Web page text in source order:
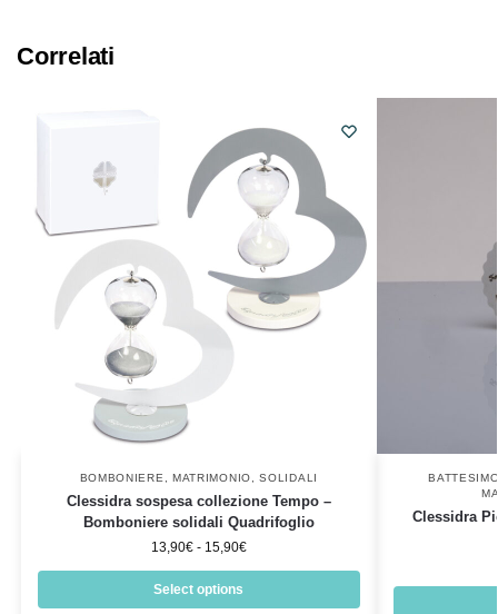
Correlati
BOMBONIERE MATRIMONIO ,SOLIDALI
Clessidra sospesa collezione Tempo –
Bomboniere solidali Quadrifoglio
13,90€ - 15,90€
Select options
Clessidra